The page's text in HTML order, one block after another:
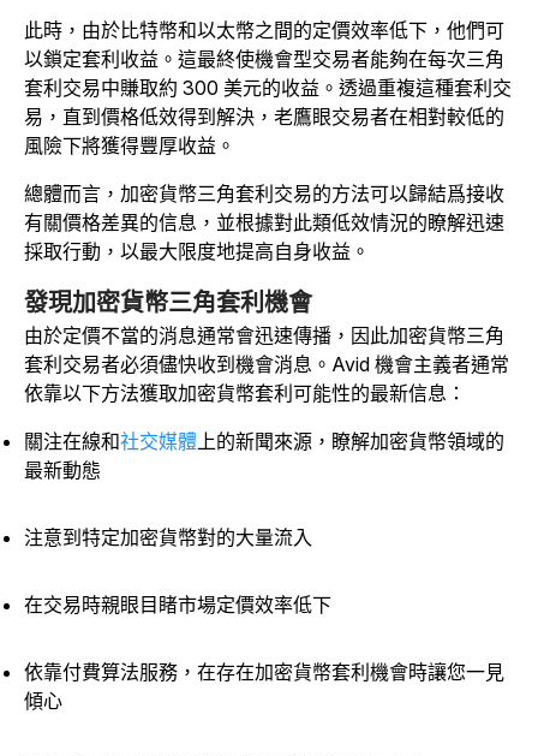
此時，由於比特幣和以太幣之間的定價效率低下，他們可
以鎖定套利收益。這最終使機會型交易者能夠在每次三角
套利交易中賺取約 300 美元的收益。透過重複這種套利交
易，直到價格低效得到解決，老鷹眼交易者在相對較低的
風險下將獲得豐厚收益。
總體而言，加密貨幣三角套利交易的方法可以歸結爲接收
有關價格差異的信息，並根據對此類低效情況的瞭解迅速
採取行動，以最大限度地提高自身收益。
發現加密貨幣三角套利機會
由於定價不當的消息通常會迅速傳播，因此加密貨幣三角
套利交易者必須儘快收到機會消息。Avid 機會主義者通常
依靠以下方法獲取加密貨幣套利可能性的最新信息：
關注在線和社交媒體上的新聞來源，瞭解加密貨幣領域的
最新動態
注意到特定加密貨幣對的大量流入
在交易時親眼目睹市場定價效率低下
依靠付費算法服務，在存在加密貨幣套利機會時讓您一見
傾心